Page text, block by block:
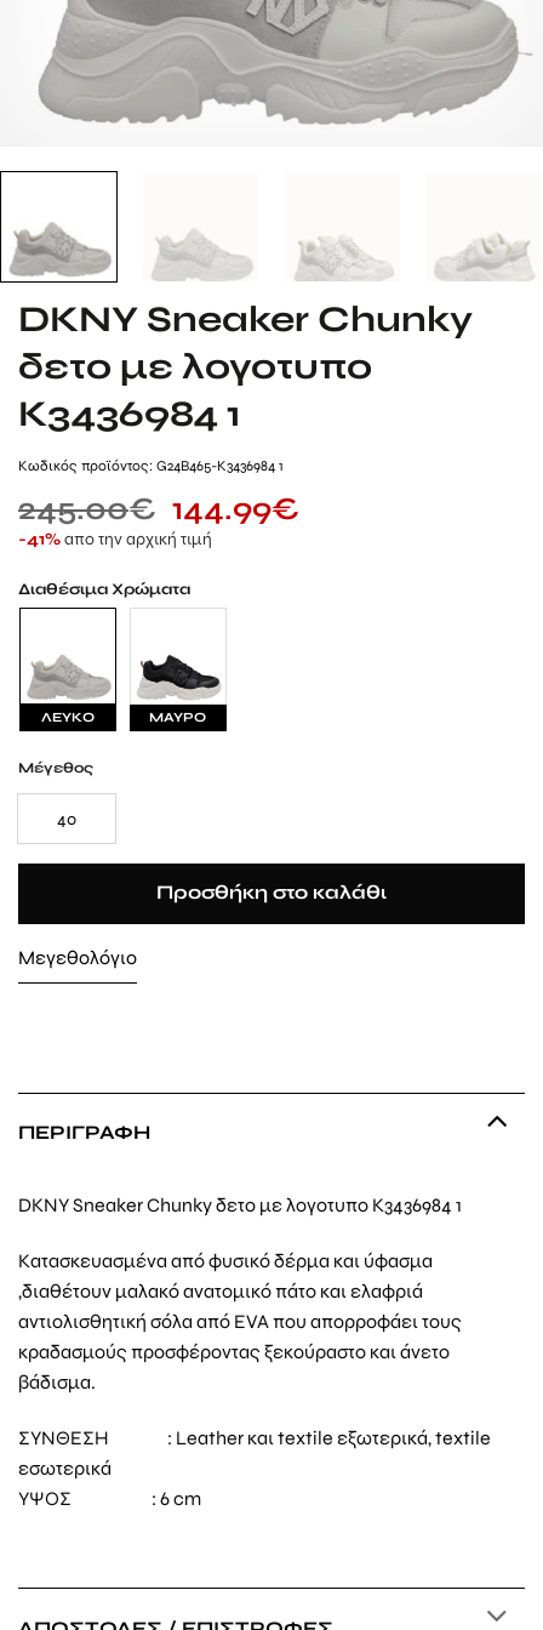
DKNY Sneaker Chunky
δετο με λογοτυπο
K3436984 1
Kωδικός προϊόντος: G24B465-K3436984 1
245.00€ 144.99€
-41%απο την αρχική τιμή
Διαθέσιμα Χρώματα
ΛΕΥΚΟ ΜΑΥΡΟ
Μέγεθος
40
Προσθήκη στο καλάθι
Μεγεθολόγιο
ΠΕΡΙΓΡΑΦΉ
DKNY Sneaker Chunky δετο με λογοτυπο K3436984 1
Κατασκευασμένα από φυσικό δέρμα και ύφασμα
,διαθέτουν μαλακό ανατομικό πάτο και ελαφριά
αντιολισθητική σόλα από EVA που απορροφάει τους
κραδασμούς προσφέροντας ξεκούραστο και άνετο
βάδισμα.
ΣΥΝΘΕΣΗ : Leather και textile εξωτερικά, textile
εσωτερικά
ΥΨΟΣ : 6 cm